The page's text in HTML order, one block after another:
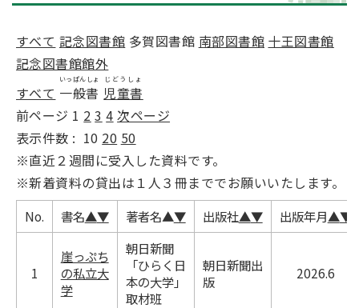
すべて 記念図書館 多賀図書館 南部図書館 十王図書館
記念図書館館外
すべて 一般書
いっぱんしょ
児童書
じどうしょ
前ページ 1 2 3 4 次ページ
10 20 50
※直近２週間に受入した資料です。
※新着資料の貸出は１人３冊まででお願いいたします。
No. 書名▲▼ 著者名▲▼ 出版社▲▼ 出版年月▲▼
1
崖っぷち
の私立大
学
朝日新聞
「ひらく日
本の大学」
取材班
朝日新聞出
版
2026.6